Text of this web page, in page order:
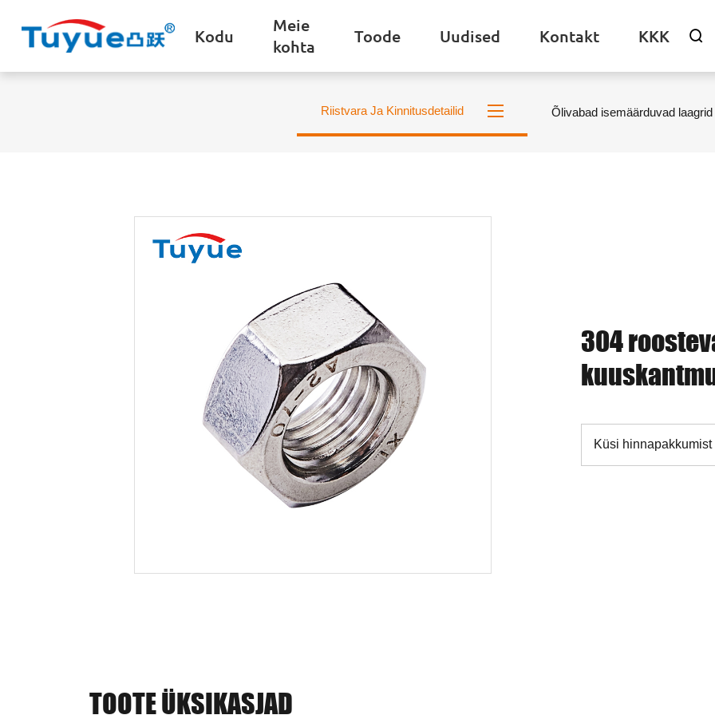
Kodu
Meie
kohta
Toode Uudised Kontakt KKK 
Riistvara Ja Kinnitusdetailid Õlivabad isemäärduvad laagrid
304
Küsi hinnapakkumist
TOOTE ÜKSIKASJAD